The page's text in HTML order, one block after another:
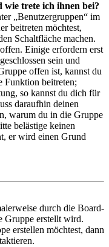
trete ich ihnen bei?
„Benutzergruppen“ im
beitreten möchtest,
Schaltfläche machen.
Einige erfordern erst
sein und
offen ist, kannst du
Funktion beitreten;
so kannst du dich für
daraufhin deinen
warum du in die Gruppe
belästige keinen
er wird einen Grund
durch die Board-
Gruppe erstellt wird.
erstellen möchtest, dann